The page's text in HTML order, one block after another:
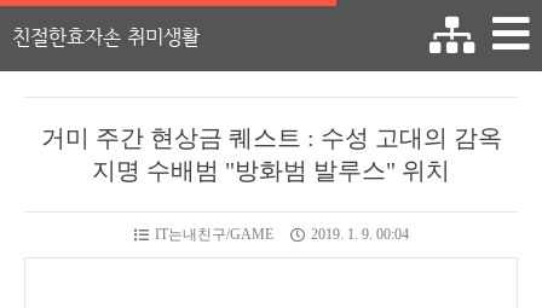
친절한효자손 취미생활
거미 주간 현상금 퀘스트 : 수성 고대의 감옥
지명 수배범 "방화범 발루스" 위치
IT는내친구/GAME 2019. 1. 9. 00:04